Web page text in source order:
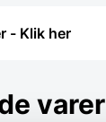
- Klik her
varer